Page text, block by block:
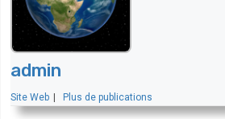
admin
Site Web | Plus de publications